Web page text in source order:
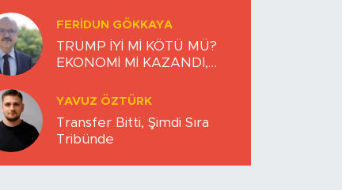
FERIDUN GÖKKAYA
TRUMP İYİ Mİ KÖTÜ MÜ?
EKONOMİ Mİ KAZANDI,
YAVUZ ÖZTÜRK
Transfer Bitti, Şimdi Sıra
Tribünde